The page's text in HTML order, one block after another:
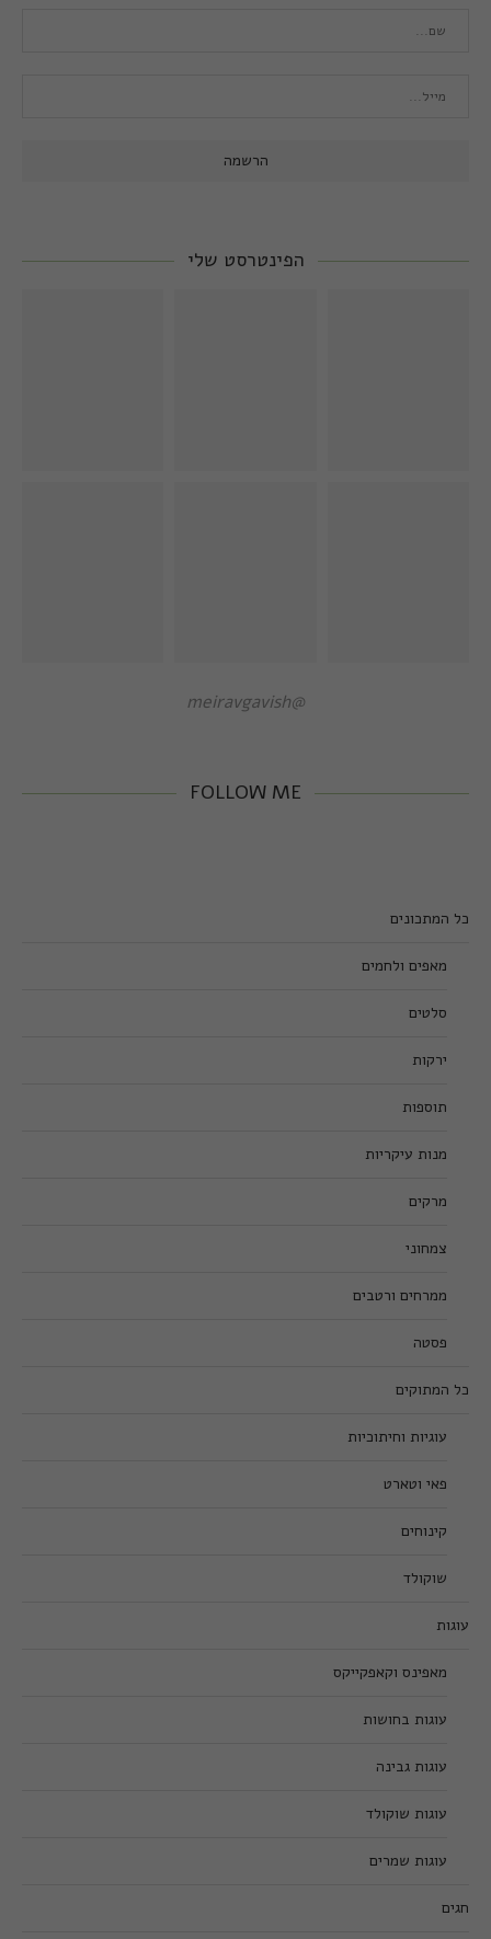
הפינטרסט שלי
@meiravgavish
FOLLOW ME
כל המתכונים
מאפים ולחמים
סלטים
ירקות
תוספות
מנות עיקריות
מרקים
צמחוני
ממרחים ורטבים
פסטה
כל המתוקים
עוגיות וחיתוכיות
פאי וטארט
קינוחים
שוקולד
עוגות
מאפינס וקאפקייקס
עוגות בחושות
עוגות גבינה
עוגות שוקולד
עוגות שמרים
חגים